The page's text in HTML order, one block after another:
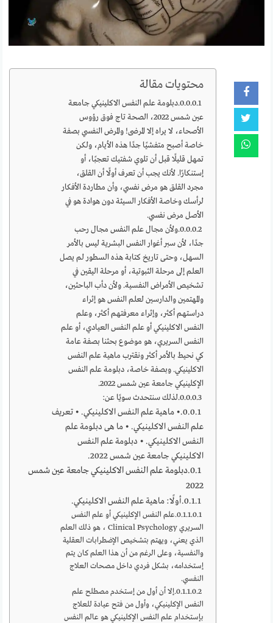
محتويات مقالة
دبلومة علم النفس الاكلينيكي جامعة
عين شمس 2022، الصحة تاج فوق رؤوس
الأصحاء، لا يراه إلا المرضى! والمرض النفسي بصفة
خاصة أصبح متفشيًا جدًا هذه الأيام، ولكن
تمهل قليلًا قبل أن تلوي شفتيك تعجبًا، أو
إستنكارًا. لأنك يجب أن تعرف أولًا أن القلق،
مجرد القلق هو مرض نفسي، وأن مطاردة الأفكار
لرأسك وخاصة الأفكار السيئة دون هوادة هو في
الأصل مرض نفسي.
ولأن مجال علم النفس مجال رحب
جدًا، لأن سبر أغوار النفس البشرية ليس بالأمر
السهل، وحتى تاريخ كتابة هذه السطور لم يصل
العلم إلى مرحلة الثبوتية، أو مرحلة اليقين في
تشخيص الأمراض النفسية. ولأن دأب الباحثين،
والمهتمين والدارسين لعلم النفس هو إثراء
دراستهم أكثر، وإثراء معرفتهم أكثر، وعلم
النفس الاكلينيكي أو علم النفس العيادي، أو علم
النفس السريري، هو موضوع بحثنا بصفة عامة
كي نحيط بالأمر أكثر ونقترب ماهية علم النفس
الاكلينيكي. وبصفة خاصة، دبلومة علم النفس
الإكلينيكي جامعة عين شمس 2022.
لذلك سنتحدث سويًا عن:
• ماهية علم النفس الاكلينيكي. • تعريف
علم النفس الاكلينيكي. • ما هى دبلومة علم
النفس الاكلينيكي. • دبلومة علم النفس
الاكلينيكي جامعة عين شمس 2022.
دبلومة علم النفس الاكلينيكي جامعة عين شمس
2022
أولًا: ماهية علم النفس الاكلينيكي.
علم النفس الإكلينيكي أو علم النفس
السريري Clinical Psychology ، هو ذلك العلم
الذي يعني، ويهتم بتشخيص الإضطرابات العقلية
والنفسية، وعلى الرغم من أن هذا العلم كان يتم
إستخدامه، بشكل فردي داخل مصحات العلاج
النفسي.
إلا أن أول من إستخدم مصطلح علم
النفس الإكلينيكي، وأول من فتح عيادة للعلاج
بإستخدام علم النفس الإكلينيكي هو عالم النفس